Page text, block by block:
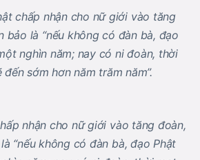
nhận cho nữ giới vào tăng đoàn,
“nếu không có đàn bà, đạo Phật